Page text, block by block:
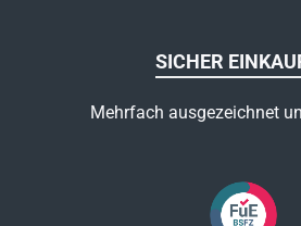
SICHER
Mehrfach ausgezeichnet